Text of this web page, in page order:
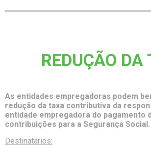
REDUÇÃO DA
As entidades empregadoras podem
redução da taxa contributiva da
entidade empregadora do pagamento
contribuições para a Segurança Social.
Destinatários: